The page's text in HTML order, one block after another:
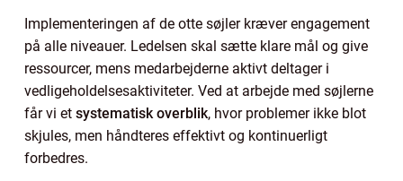
Implementeringen af de otte søjler kræver engagement
på alle niveauer. Ledelsen skal sætte klare mål og give
ressourcer, mens medarbejderne aktivt deltager i
vedligeholdelsesaktiviteter. Ved at arbejde med søjlerne
får vi et systematisk overblik, hvor problemer ikke blot
skjules, men håndteres effektivt og kontinuerligt
forbedres.